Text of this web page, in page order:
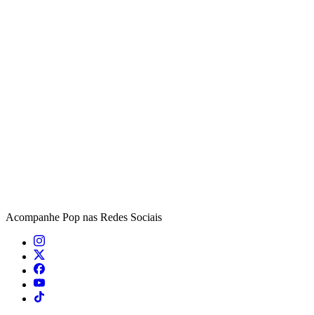
Acompanhe Pop nas Redes Sociais